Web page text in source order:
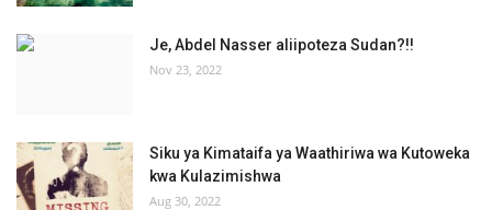
Je, Abdel Nasser aliipoteza Sudan?!!
Nov 23, 2022
Siku ya Kimataifa ya Waathiriwa wa Kutoweka
kwa Kulazimishwa
Aug 30, 2022